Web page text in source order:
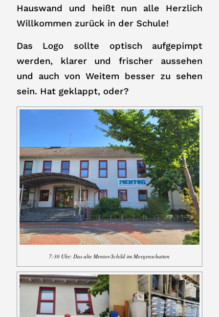
Hauswand und heißt nun alle Herzlich
Willkommen zurück in der Schule!
Das Logo sollte optisch aufgepimpt
werden, klarer und frischer aussehen
und auch von Weitem besser zu sehen
sein. Hat geklappt, oder?
7:30 Uhr: Das alte Mentor-Schild im Morgenschatten